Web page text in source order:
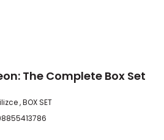
The Complete Box Set
,BOX SET